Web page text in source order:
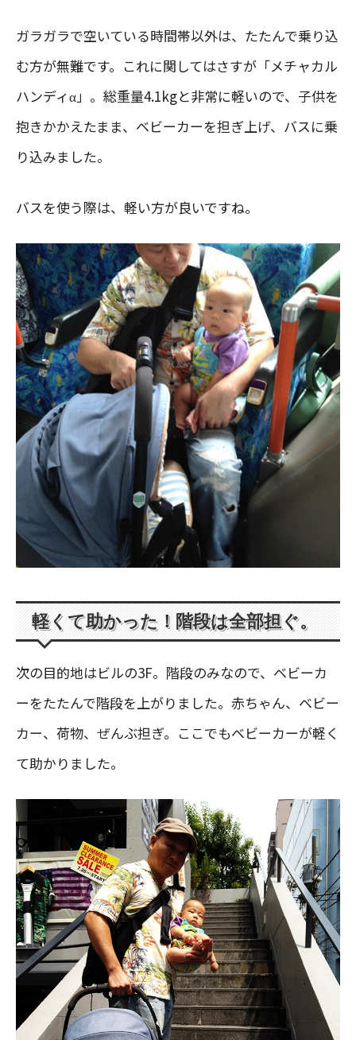
ガラガラで空いている時間帯以外は、たたんで乗り込
む方が無難です。これに関してはさすが「メチャカル
ハンディα」。総重量4.1kgと非常に軽いので、子供を
抱きかかえたまま、ベビーカーを担ぎ上げ、バスに乗
り込みました。
バスを使う際は、軽い方が良いですね。
軽くて助かった！階段は全部担ぐ。
次の目的地はビルの3F。階段のみなので、ベビーカ
ーをたたんで階段を上がりました。赤ちゃん、ベビー
カー、荷物、ぜんぶ担ぎ。ここでもベビーカーが軽く
て助かりました。